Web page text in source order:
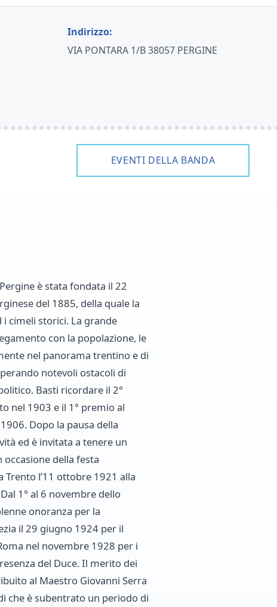
Indirizzo:
VIA PONTARA 1/B 38057 PERGINE
EVENTI DELLA BANDA
è stata fondata il 22
del 1885, della quale la
i cimeli storici. La grande
con la popolazione, le
nel panorama trentino e di
notevoli ostacoli di
Basti ricordare il 2°
nel 1903 e il 1° premio al
Dopo la pausa della
ed è invitata a tenere un
della festa
Trento l’11 ottobre 1921 alla
1° al 6 novembre dello
onoranza per la
il 29 giugno 1924 per il
nel novembre 1928 per i
del Duce. Il merito dei
al Maestro Giovanni Serra
che è subentrato un periodo di